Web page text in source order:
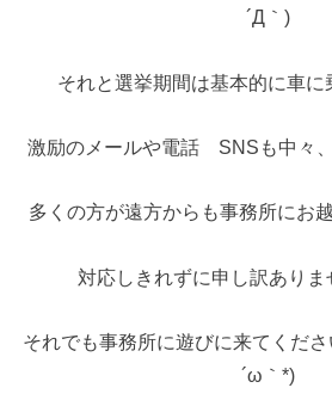
´Д｀)
それと選挙期間は基本的に車
激励のメールや電話 SNSも中々
多くの方が遠方からも事務所にお
対応しきれずに申し訳あり
それでも事務所に遊びに来てくだ
´ω｀*)